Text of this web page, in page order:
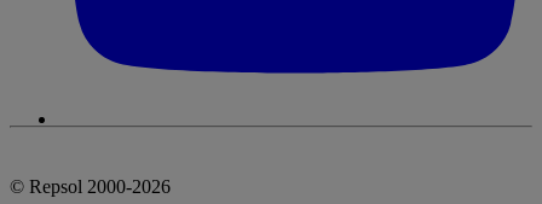
© Repsol 2000-2026